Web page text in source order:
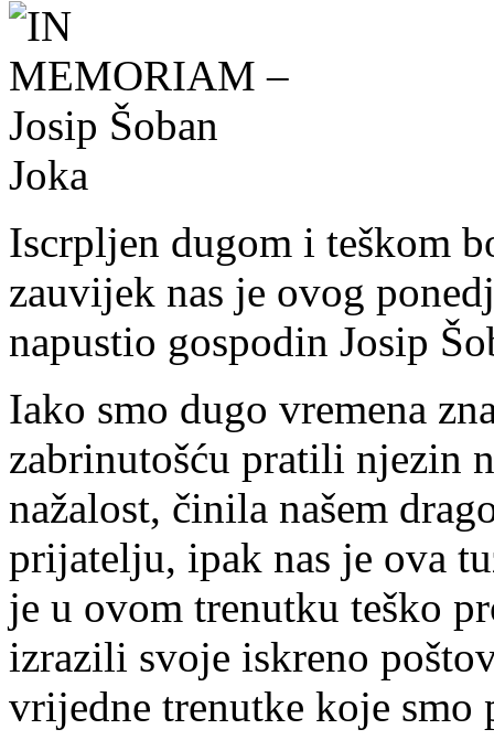
Iscrpljen dugom i teškom
zauvijek nas je ovog
napustio gospodin Josip
Iako smo dugo vremena
zabrinutošću pratili njezin
nažalost, činila našem
prijatelju, ipak nas je ova
je u ovom trenutku teško
izrazili svoje iskreno
vrijedne trenutke koje